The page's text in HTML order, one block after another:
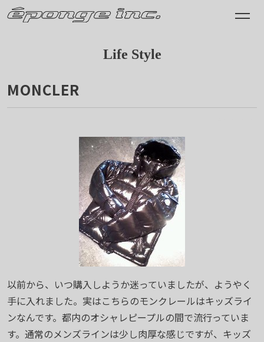
Life Style
MONCLER
以前から、いつ購入しようか迷っていましたが、ようやく
手に入れました。実はこちらのモンクレールはキッズライ
ンなんです。都内のオシャレピープルの間で流行っていま
す。通常のメンズラインは少し肉厚な感じですが、キッズ